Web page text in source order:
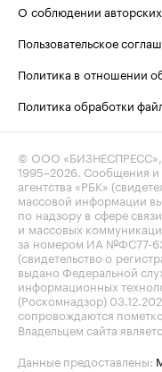
О соблюдении
Пользовательское
Политика в отношении
Политика обработки
© ООО
1995–2026 . Сообщения
агентства «РБК»
массовой информации
по надзору в сфере
и массовых
за номером ИА №ФС77-
(свидетельство о
выдано Федеральной
информационных
(Роскомнадзор)
сопровождаются
Владельцем сайта
Данные предоставлены: